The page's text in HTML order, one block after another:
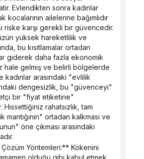
Evlendikten sonra kadınlar
kocalarının ailelerine bağımlıdır
riske karşı gerekli bir güvencedir.
yüksek hareketlilik ve
bu kısıtlamalar ortadan
giderek daha fazla ekonomik
hale gelmiş ve belirli bölgelerde
arasındaki "evlilik
dengesizlik, bu "güvenceyi"
bir "fiyat etiketine"
Hissettiğiniz rahatsızlık, tam
ortadan kalkması ve
öne çıkması arasındaki
olduğu gibi kabul etmek